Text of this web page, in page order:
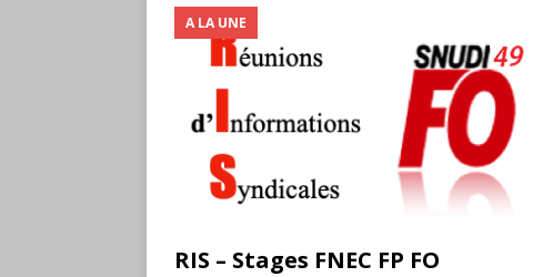
RIS – Stages FNEC FP FO
A LA UNE